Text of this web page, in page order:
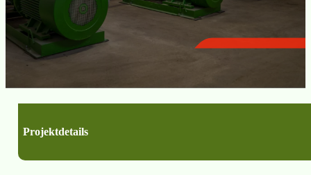
Projektdetails